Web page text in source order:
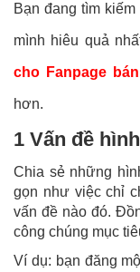
Bạn đang tìm
mình hiêu quả
cho Fanpage
hơn.
1 Vấn đề
Chia sẻ những
gọn như việc chỉ
vấn đề nào đó.
công chúng mục
Ví dụ: bạn đăng